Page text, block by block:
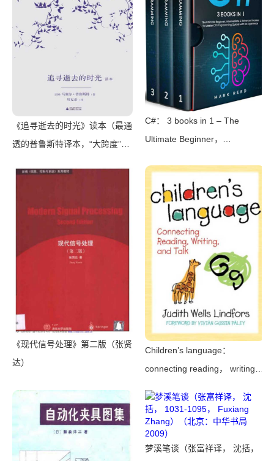
《追寻逝去的时光》读本（最通
透的普鲁斯特译本，“大跨度”节
（广西师范大学出版社 2015）
C#： 3 books in 1 – The
Ultimate Beginner，
Guides to Master C#
Programming Quickly with No
Experience（Mark Reed）
（2022）
《现代信号处理》第二版（张贤
达）
Children’s language：
connecting reading， writing，
Lindfors）（Teachers College
Press 2008）
梦溪笔谈（张富祥译， 沈括，